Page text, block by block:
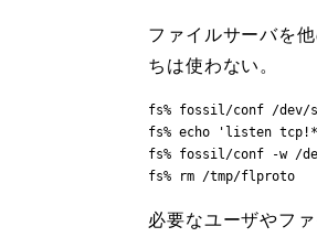
ファイルサーバを
ちは使わない。
fs% fossil/conf /dev/
fs% echo 'listen
fs% fossil/conf -w /
fs% rm /tmp/flproto
必要なユーザやフ